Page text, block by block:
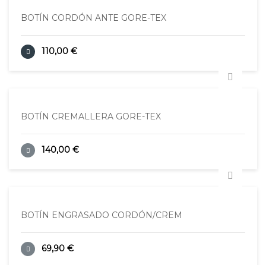
BOTÍN CORDÓN ANTE GORE-TEX
110,00 €
BOTÍN CREMALLERA GORE-TEX
140,00 €
BOTÍN ENGRASADO CORDÓN/CREM
69,90 €